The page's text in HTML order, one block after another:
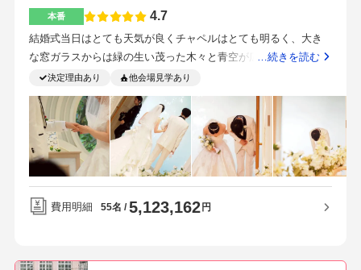
っくり時間をかけて納得のいく予算とプランを担当のプランナ
ーさんとお話した方がいいと思います！綺麗で感動できる結婚
式ができるか。県外県内両方とも招待しやすい立地であること
が大切でした！式場はほんとに綺麗で文句のつけ所なかったで
す！プランナーさんの接客やプレゼンに惚れました。
本番 4.7
結婚式当日はとても天気が良くチャペルはとても明るく、大き
な窓ガラスからは緑の生い茂った木々と青空が広がる最高の空
間でした。天井が高く広々した空間、ファーストミートは2人だ
けの神聖な空間でとても緊張感のある素敵な空間でした。挙式
は人がたくさん入ったことでまた、雰囲気がガラッと変わって
いて全く違った空間でした。扉が開いた瞬間の景色は今でも目
に焼き付いています。色々な意味で本当にいい景色でした。生
演奏の音楽と、チャペルに鳴り響く音はとても心地よい雰囲気
を作り出してくれて緊張感がありながらもリラックスして臨む
ことができました。広さも感じつつ、ご参加いただいただき方
人程度であれば通路もある程度確保され、狭すぎず、広すぎず
…続きを読む
決定理由あり 他会場見学あり
費用明細 55名 5,123,162円